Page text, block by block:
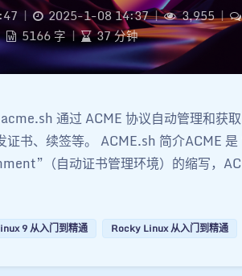
| 2025-1-08 14:37 | 3,955 |
5166 字 | 37 分钟
通过 ACME 协议自动管理和获取
证书、续签等。 ACME.sh 简介 ​ACME
（自动证书管理环境）的缩写，
9 从入门到精通 Rocky Linux 从入门到精通